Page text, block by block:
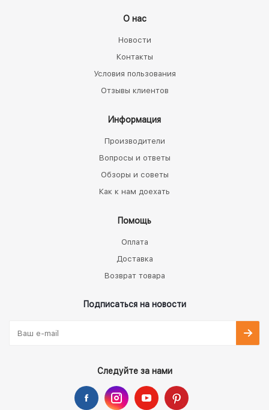
О нас
Новости
Контакты
Условия пользования
Отзывы клиентов
Информация
Производители
Вопросы и ответы
Обзоры и советы
Как к нам доехать
Помощь
Оплата
Доставка
Возврат товара
Подписаться на новости
Следуйте за нами